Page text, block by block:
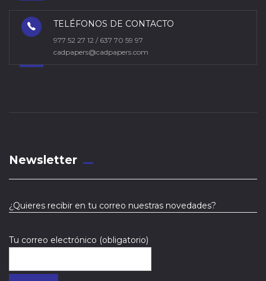
TELÉFONOS DE CONTACTO
977 52 27 12 / 637 70 59 97
cadpapers@cadpapers.com
Newsletter
¿Quieres recibir en tu correo nuestras novedades?
Tu correo electrónico (obligatorio)